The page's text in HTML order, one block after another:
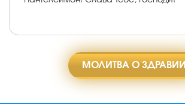
МОЛИТВА О ЗДРАВИИ